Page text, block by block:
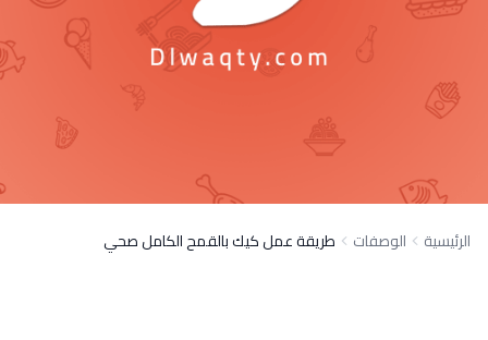
الرئيسية الوصفات طريقة عمل كيك بالقمح الكامل صحي